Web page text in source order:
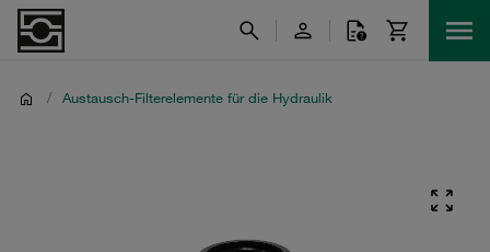
/ Austausch-Filterelemente für die Hydraulik